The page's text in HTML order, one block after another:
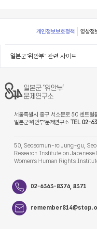
Footer
개인정보보호정책 영상정
일본군'위안부' 관련 사이트
서울특별시 중구 서소문로 50 센트
일본군‘위안부’문제연구소 TEL 02-
50, Seosomun-ro Jung-gu,
Research Institute on
Women’s Human Rights
02-6363-8374, 8371